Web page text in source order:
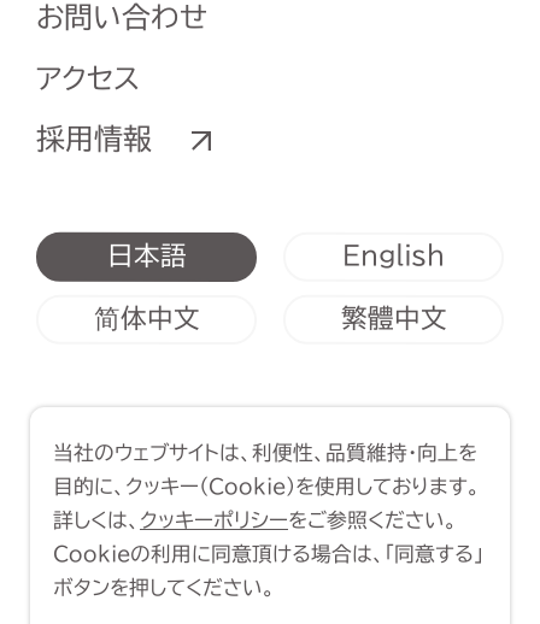
お問い合わせ
アクセス
採用情報
日本語 English
简体中文 繁體中文
Copyright (C) 1998-2026 Yasui
Architects & Engineers, Inc.
当社のウェブサイトは、利便性、品質維持・向上を
目的に、クッキー（Cookie）を使用しております。
詳しくは、 クッキーポリシーをご参照ください。
Cookieの利用に同意頂ける場合は、「同意する」
ボタンを押してください。